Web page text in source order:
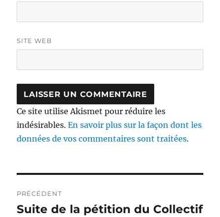
SITE WEB
Ce site utilise Akismet pour réduire les
indésirables.En savoir plus sur la façon dont les
données de vos commentaires sont traitées.
de
PRÉCÉDENT
Publication
Suite de la pétition du Collectif